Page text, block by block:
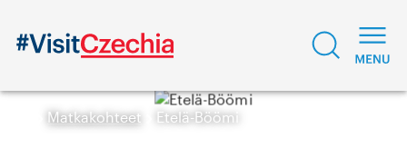
Matkakohteet Etelä-Böömi